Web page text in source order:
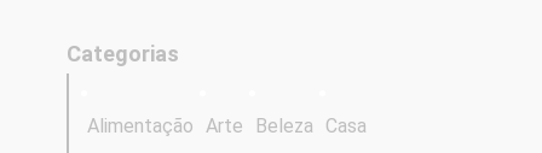
Categorias
Alimentação Arte Beleza Casa